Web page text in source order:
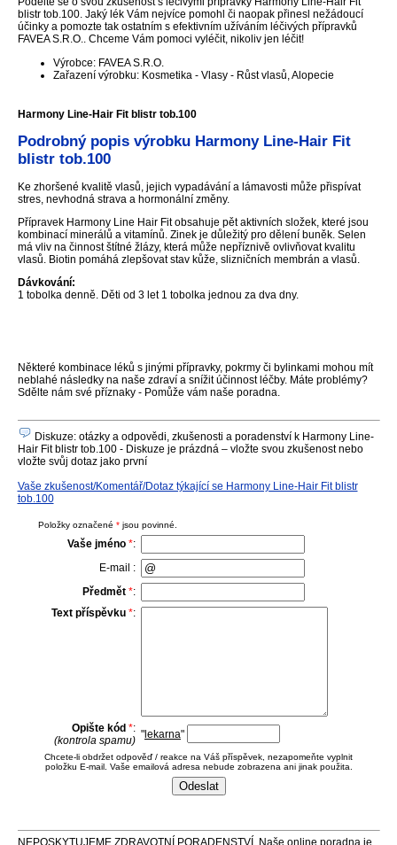
blistr tob.100. Jaký lék Vám nejvíce pomohl či naopak přinesl nežádoucí
účinky a pomozte tak ostatním s efektivním užíváním léčivých přípravků
FAVEA S.R.O.. Chceme Vám pomoci vyléčit, nikoliv jen léčit!
Výrobce: FAVEA S.R.O.
Zařazení výrobku: Kosmetika - Vlasy - Růst vlasů, Alopecie
Harmony Line-Hair Fit blistr tob.100
Podrobný popis výrobku Harmony Line-Hair Fit
blistr tob.100
Ke zhoršené kvalitě vlasů, jejich vypadávání a lámavosti může přispívat
stres, nevhodná strava a hormonální změny.
Přípravek Harmony Line Hair Fit obsahuje pět aktivních složek, které jsou
kombinací minerálů a vitamínů. Zinek je důležitý pro dělení buněk. Selen
má vliv na činnost štítné žlázy, která může nepříznivě ovlivňovat kvalitu
vlasů. Biotin pomáhá zlepšovat stav kůže, slizničních membrán a vlasů.
Dávkování:
1 tobolka denně. Děti od 3 let 1 tobolka jednou za dva dny.
Některé kombinace léků s jinými přípravky, pokrmy či bylinkami mohou mít
neblahé následky na naše zdraví a snížit účinnost léčby. Máte problémy?
Sdělte nám své příznaky - Pomůže vám naše poradna.
Diskuze: otázky a odpovědi, zkušenosti a poradenství k Harmony Line-
Hair Fit blistr tob.100 - Diskuze je prázdná – vložte svou zkušenost nebo
vložte svůj dotaz jako první
Vaše zkušenost/Komentář/Dotaz týkající se Harmony Line-Hair Fit blistr
tob.100
Položky označené * jsou povinné.
Vaše jméno *:
E-mail :
Předmět *:
Text příspěvku *:
Opište kód *:
(kontrola spamu) " lekarna"
Chcete-li obdržet odpověď / reakce na Váš příspěvek, nezapomeňte vyplnit
položku E-mail. Vaše emailová adresa nebude zobrazena ani jinak použita.
NEPOSKYTUJEME ZDRAVOTNÍ PORADENSTVÍ. Naše online poradna je